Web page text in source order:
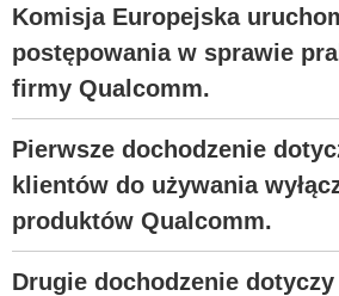
Komisja Europejska
postępowania w sprawie
firmy Qualcomm.
Pierwsze dochodzenie
klientów do używania
produktów Qualcomm.
Drugie dochodzenie